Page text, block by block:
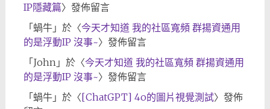
IP隱藏篇〉發佈留言
「蝸牛」於〈今天才知道 我的社區寬頻 群揚資通用
的是浮動IP 沒事~〉發佈留言
「John 」於〈今天才知道 我的社區寬頻 群揚資通用
的是浮動IP 沒事~〉發佈留言
「蝸牛」於〈[ChatGPT] 4o的圖片視覺測試〉發佈